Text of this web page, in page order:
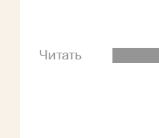
Читать